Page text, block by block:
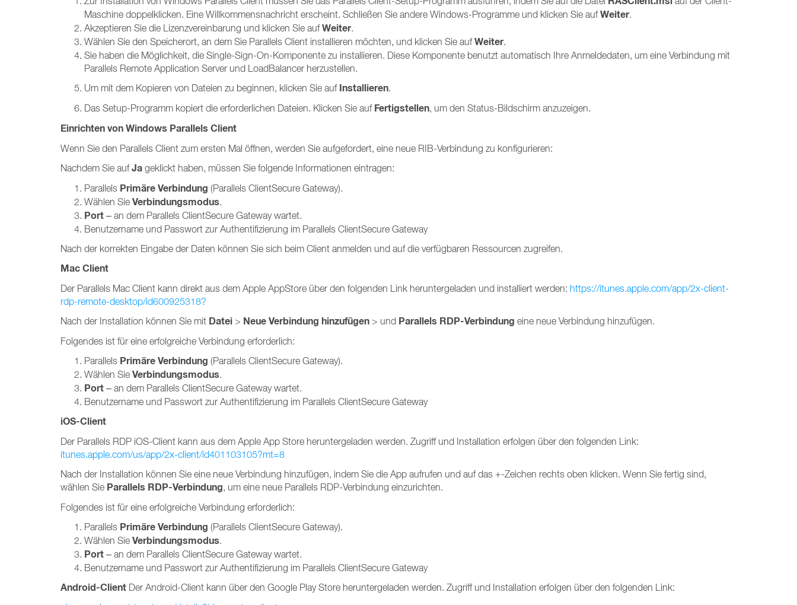
Maschine doppelklicken. Eine Willkommensnachricht erscheint. Schließen Sie andere Windows-Programme und klicken Sie aufWeiter.
Akzeptieren Sie die Lizenzvereinbarung und klicken Sie aufWeiter.
Wählen Sie den Speicherort, an dem Sie Parallels Client installieren möchten, und klicken Sie aufWeiter.
Sie haben die Möglichkeit, die Single-Sign-On-Komponente zu installieren. Diese Komponente benutzt automatisch Ihre Anmeldedaten, um eine Verbindung mit
Parallels Remote Application Server und LoadBalancer herzustellen.
Um mit dem Kopieren von Dateien zu beginnen, klicken Sie auf Installieren.
Das Setup-Programm kopiert die erforderlichen Dateien. Klicken Sie auf Fertigstellen, um den Status-Bildschirm anzuzeigen.
Einrichten von Windows Parallels Client
Wenn Sie den Parallels Client zum ersten Mal öffnen, werden Sie aufgefordert, eine neue RIB-Verbindung zu konfigurieren:
Nachdem Sie aufJa geklickt haben, müssen Sie folgende Informationen eintragen:
Parallels Primäre Verbindung (Parallels ClientSecure Gateway).
Wählen Sie Verbindungsmodus.
Port – an dem Parallels ClientSecure Gateway wartet.
Benutzername und Passwort zur Authentifizierung im Parallels ClientSecure Gateway
Nach der korrekten Eingabe der Daten können Sie sich beim Client anmelden und auf die verfügbaren Ressourcen zugreifen.
Mac Client
Der Parallels Mac Client kann direkt aus dem Apple AppStore über den folgenden Link heruntergeladen und installiert werden: https://itunes.apple.com/app/2x-client-
rdp-remote-desktop/id600925318?
Nach der Installation können Sie mit Datei > Neue Verbindung hinzufügen > und Parallels RDP-Verbindung eine neue Verbindung hinzufügen.
Folgendes ist für eine erfolgreiche Verbindung erforderlich:
Parallels Primäre Verbindung (Parallels ClientSecure Gateway).
Wählen Sie Verbindungsmodus.
Port – an dem Parallels ClientSecure Gateway wartet.
Benutzername und Passwort zur Authentifizierung im Parallels ClientSecure Gateway
iOS-Client
Der Parallels RDP iOS-Client kann aus dem Apple App Store heruntergeladen werden. Zugriff und Installation erfolgen über den folgenden Link:
itunes.apple.com/us/app/2x-client/id401103105?mt=8
Nach der Installation können Sie eine neue Verbindung hinzufügen, indem Sie die App aufrufen und auf das +-Zeichen rechts oben klicken. Wenn Sie fertig sind,
wählen Sie Parallels RDP-Verbindung, um eine neue Parallels RDP-Verbindung einzurichten.
Folgendes ist für eine erfolgreiche Verbindung erforderlich:
Parallels Primäre Verbindung (Parallels ClientSecure Gateway).
Wählen Sie Verbindungsmodus.
Port – an dem Parallels ClientSecure Gateway wartet.
Benutzername und Passwort zur Authentifizierung im Parallels ClientSecure Gateway
Android-Client Der Android-Client kann über den Google Play Store heruntergeladen werden. Zugriff und Installation erfolgen über den folgenden Link: